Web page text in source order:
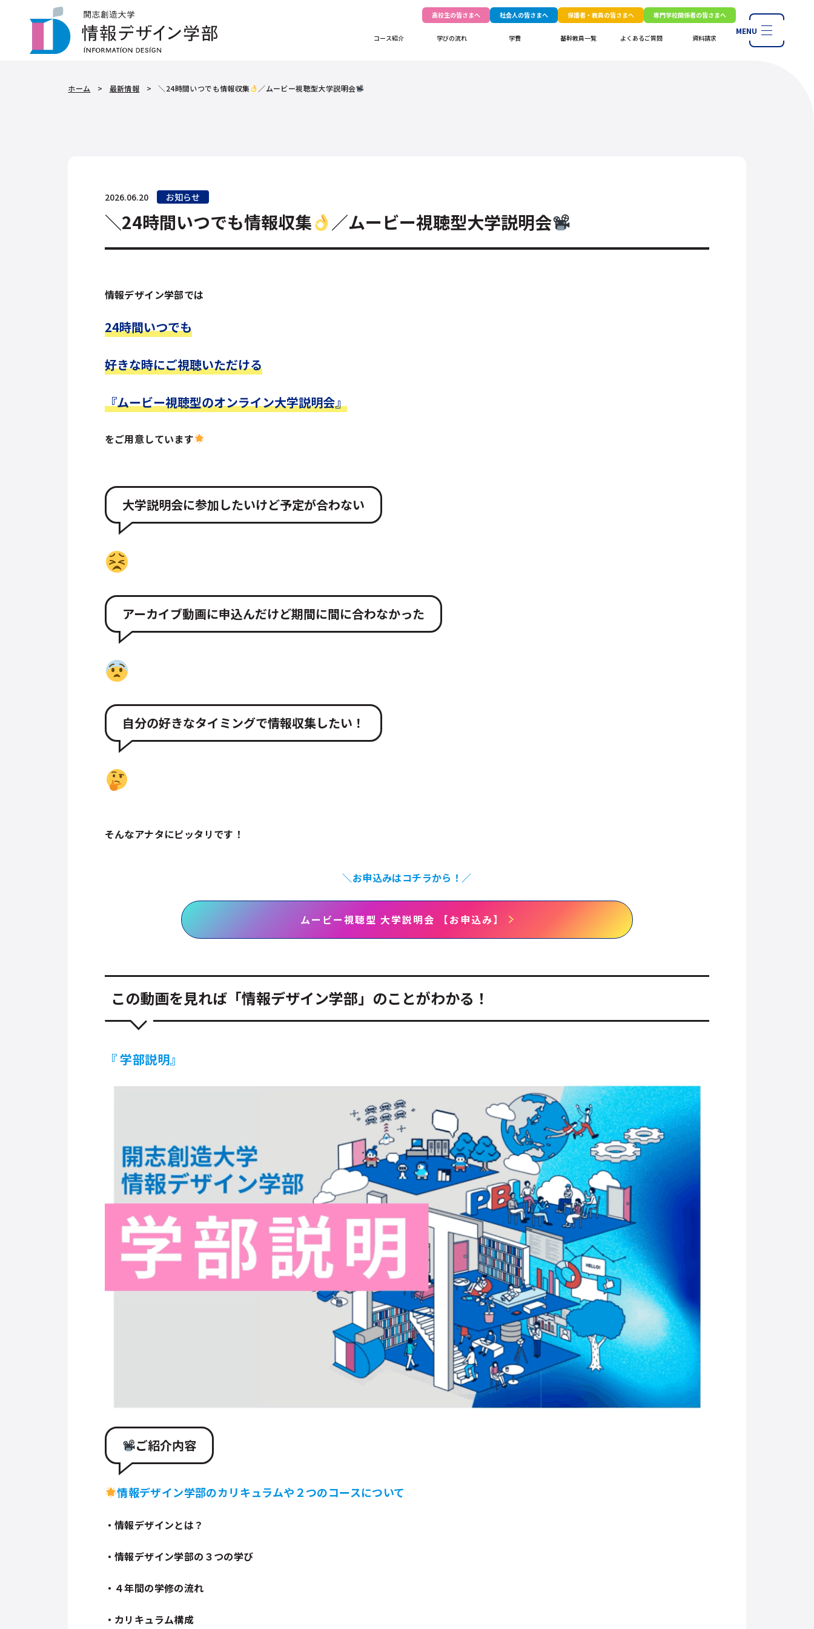
高校生の皆さまへ 社会人の皆さまへ 保護者・教員の皆さまへ 専門学校関係者の皆さまへ
コース紹介 学びの流れ 学費 基幹教員一覧 よくあるご質問 資料請求
MENU
ホーム > 最新情報 > ＼24時間いつでも情報収集 ／ムービー視聴型大学説明会
2026.06.20 お知らせ
＼24時間いつでも情報収集 ／ムービー視聴型大学説明会
情報デザイン学部では
24時間いつでも
好きな時にご視聴いただける
『ムービー視聴型のオンライン大学説明会』
をご用意しています
大学説明会に参加したいけど予定が合わない
アーカイブ動画に申込んだけど期間に間に合わなかった
自分の好きなタイミングで情報収集したい！
そんなアナタにピッタリです！
＼お申込みはコチラから！／
ムービー視聴型 大学説明会 【お申込み】
この動画を見れば「情報デザイン学部」のことがわかる！
『 学部説明』
ご紹介内容
情報デザイン学部のカリキュラムや２つのコースについて
・情報デザインとは？
・情報デザイン学部の３つの学び
・４年間の学修の流れ
・カリキュラム構成